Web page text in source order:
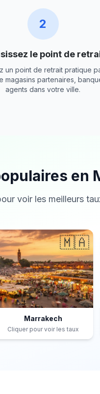
2
le point de
un point de retrait pratique
magasins partenaires,
agents dans votre ville.
en
voir les meilleurs
🇲🇦
Marrakech
Cliquer pour voir les taux